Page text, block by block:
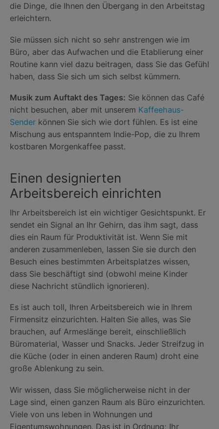
die Dinge, die Ihnen den Übergang in den Arbeitstag
erleichtern.
Sie müssen sich nicht so sehr anstrengen wie im
Büro, aber das Aufwachen und die Etablierung einer
Routine kann viel dazu beitragen, dass Sie das Gefühl
haben, dass Sie sich um sich selbst kümmern.
Musik zum Auftakt des Tages: Sie können das Café
nicht besuchen, aber mit unserem Kaffeehaus-
Sender können Sie sich wie dort fühlen. Es ist eine
Mischung aus entspanntem Indie-Pop, die zu Ihrem
kostbaren Morgenkaffee passt.
Einen designierten
Arbeitsbereich einrichten
Ihr Arbeitsbereich ist ein wichtiger Gesichtspunkt. Er
sendet ein Signal an Ihr Gehirn, das ihm sagt, dass
dies ein Raum für Produktivität ist. Wenn Sie mit
anderen zusammenleben, lassen Sie sie durch den
Besuch eines bestimmten Arbeitsplatzes wissen,
dass Sie beschäftigt sind (obwohl meine Kinder
diese Nachricht stündlich ignorieren).
Es ist auch toll, Ihren Arbeitsbereich wie in Ihrem
Firmensitz einzurichten. Halten Sie alles, was Sie
brauchen, auf Armeslänge bereit, einschließlich
Büromaterial, Wasser und Snacks. Jeder Streifzug in
die Küche (oder in einen anderen Raum) droht eine
große Ablenkung zu sein.
Wir wissen, dass Sie möglicherweise nicht in der
Lage sind, einen ganzen Raum als Büro einzurichten.
Viele von uns leben in Wohnungen und
Eigentumswohnungen. Das ist in Ordnung; Ihr